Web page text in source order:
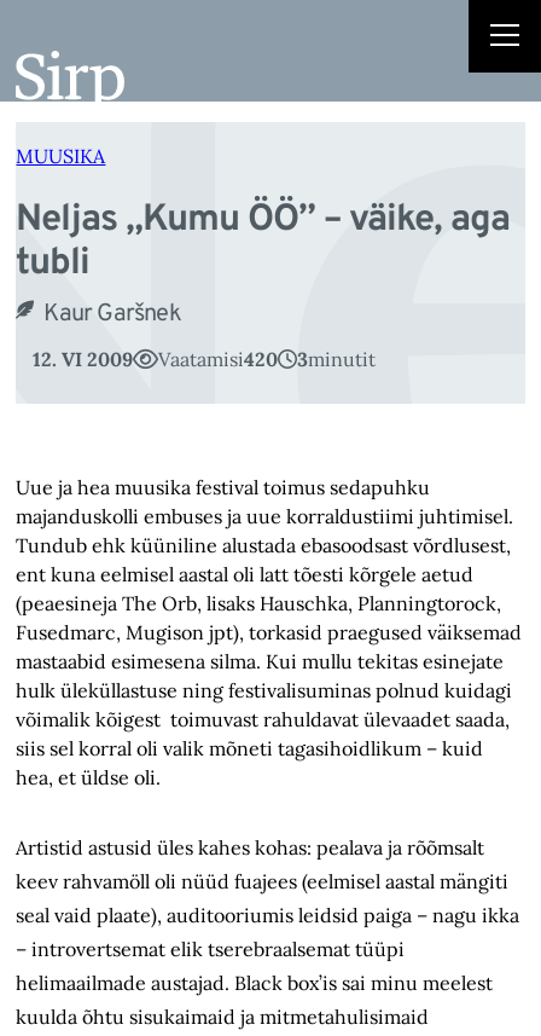
juurde
MUUSIKA
Neljas „Kumu ÖÖ” – väike, aga
tubli
Kaur Garšnek
12. VI 2009 Vaatamisi420 3minutit
Uue ja hea muusika festival toimus sedapuhku
majanduskolli embuses ja uue korraldustiimi juhtimisel.
Tundub ehk küüniline alustada ebasoodsast võrdlusest,
ent kuna eelmisel aastal oli latt tõesti kõrgele aetud
(peaesineja The Orb, lisaks Hauschka, Planningtorock,
Fusedmarc, Mugison jpt), torkasid praegused väiksemad
mastaabid esimesena silma. Kui mullu tekitas esinejate
hulk üleküllastuse ning festivalisuminas polnud kuidagi
võimalik kõigest toimuvast rahuldavat ülevaadet saada,
siis sel korral oli valik mõneti tagasihoidlikum – kuid
hea, et üldse oli.
Artistid astusid üles kahes kohas: pealava ja rõõmsalt
keev rahvamöll oli nüüd fuajees (eelmisel aastal mängiti
seal vaid plaate), auditooriumis leidsid paiga – nagu ikka
– introvertsemat elik tserebraalsemat tüüpi
helimaailmade austajad. Black box’is sai minu meelest
kuulda õhtu sisukaimaid ja mitmetahulisimaid